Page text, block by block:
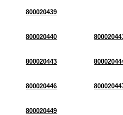
800020439
800020440
800020443
800020446
800020449